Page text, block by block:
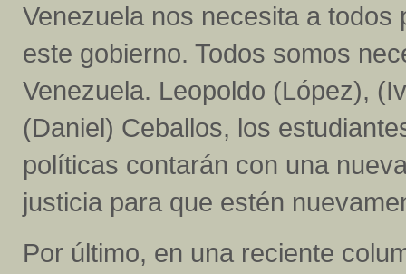
Venezuela nos necesita a
este gobierno. Todos somos
Venezuela. Leopoldo (López),
(Daniel) Ceballos, los
políticas contarán con una
justicia para que estén
Por último, en una reciente